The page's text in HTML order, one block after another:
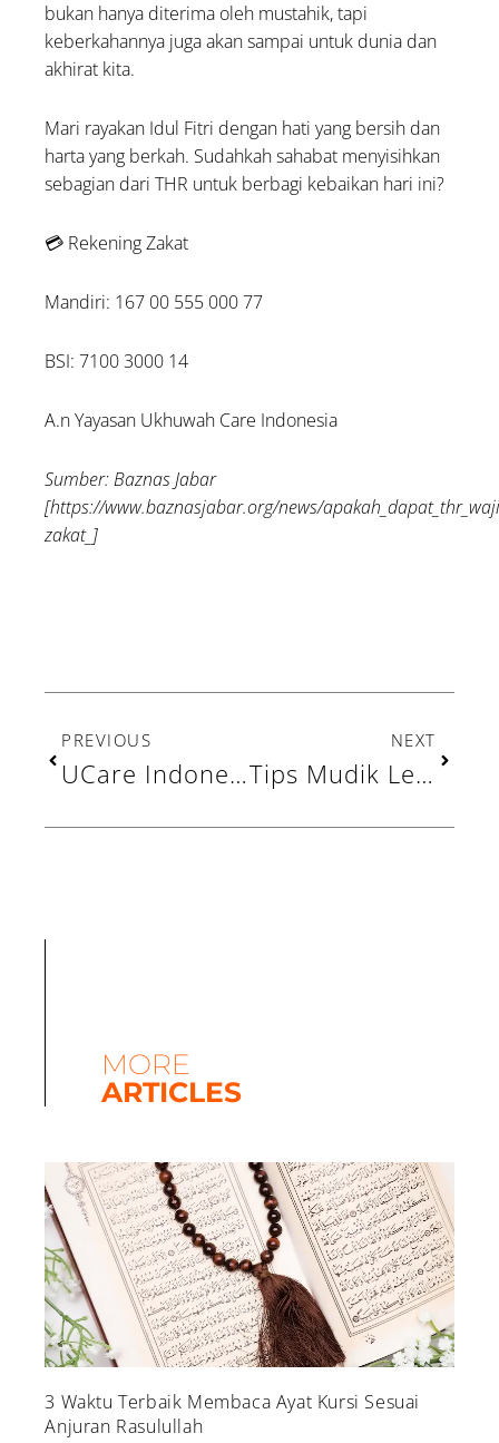
bukan hanya diterima oleh mustahik, tapi
keberkahannya juga akan sampai untuk dunia dan
akhirat kita.
Mari rayakan Idul Fitri dengan hati yang bersih dan
harta yang berkah. Sudahkah sahabat menyisihkan
sebagian dari THR untuk berbagi kebaikan hari ini?
💳 Rekening Zakat
Mandiri: 167 00 555 000 77
BSI: 7100 3000 14
A.n Yayasan Ukhuwah Care Indonesia
Sumber: Baznas Jabar
[https://www.baznasjabar.org/news/
zakat_]
PREVIOUS
UCare Indonesia Hidupkan Harapan Lewat Penyaluran Zakat Fitrah Ramadhan 1446 H
NEXT
Tips Mudik Lebih Aman dan Tenang, Lengkap dengan Doa Saat Berkendara!
MORE
ARTICLES
3 Waktu Terbaik Membaca Ayat Kursi Sesuai
Anjuran Rasulullah